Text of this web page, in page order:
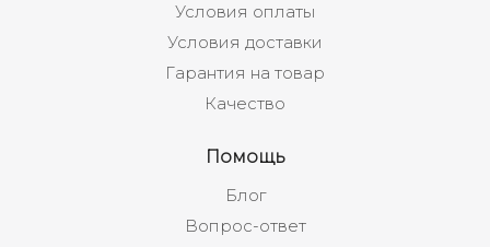
Условия оплаты
Условия доставки
Гарантия на товар
Качество
Помощь
Блог
Вопрос-ответ